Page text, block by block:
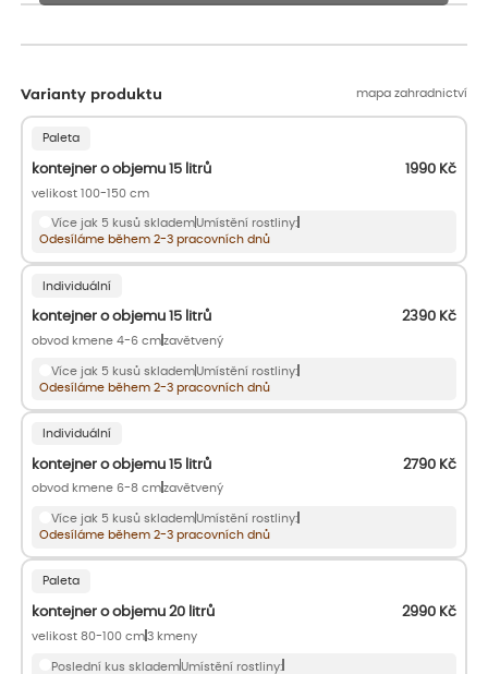
Varianty produktu mapa zahradnictví
Paleta
kontejner o objemu 15 litrů 1990 Kč
velikost 100-150 cm
Více jak 5 kusů sklademUmístění rostliny:
Odesíláme během 2-3 pracovních dnů
Individuální
kontejner o objemu 15 litrů 2390 Kč
obvod kmene 4-6 cmzavětvený
Více jak 5 kusů sklademUmístění rostliny:
Odesíláme během 2-3 pracovních dnů
Individuální
kontejner o objemu 15 litrů 2790 Kč
obvod kmene 6-8 cmzavětvený
Více jak 5 kusů sklademUmístění rostliny:
Odesíláme během 2-3 pracovních dnů
Paleta
kontejner o objemu 20 litrů 2990 Kč
velikost 80-100 cm3 kmeny
Poslední kus sklademUmístění rostliny:
Rostliny mohou být také sestřiženy níže, než je uvedená výška,